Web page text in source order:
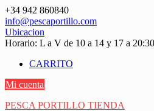
Saltar
contenido
+34 942 860840
info@pescaportillo.com
Ubicacion
Horario: L a V de 10 a 14 y 17 a
CARRITO
Mi cuenta
PESCA PORTILLO TIENDA